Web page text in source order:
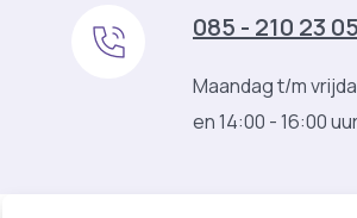
085 - 210 23 05
Maandag t/m
en 14:00 - 16:00